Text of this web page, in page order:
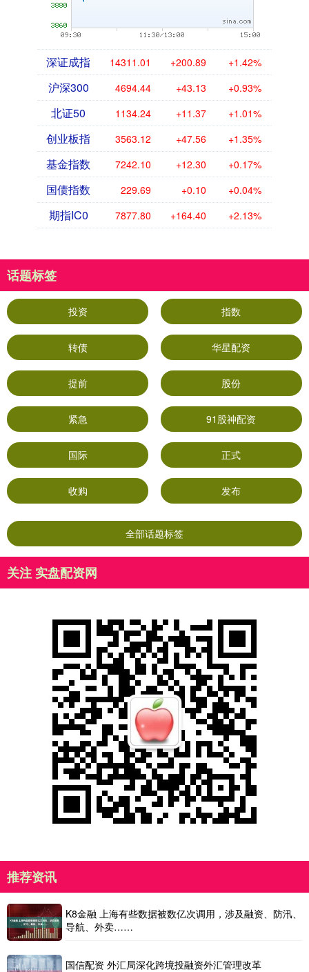
深证成指 14311.01 +200.89 +1.42%
沪深300 4694.44 +43.13 +0.93%
北证50 1134.24 +11.37 +1.01%
创业板指 3563.12 +47.56 +1.35%
基金指数 7242.10 +12.30 +0.17%
国债指数 229.69 +0.10 +0.04%
期指IC0 7877.80 +164.40 +2.13%
话题标签
投资 指数
转债 华星配资
提前 股份
紧急 91股神配资
国际 正式
收购 发布
全部话题标签
关注 实盘配资网
推荐资讯
K8金融 上海有些数据被数亿次调用，涉及融资、防汛、
导航、外卖……
国信配资 外汇局深化跨境投融资外汇管理改革